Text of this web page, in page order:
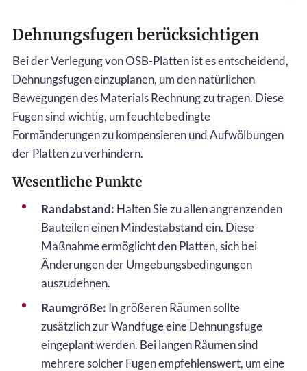
Dehnungsfugen berücksichtigen
Bei der Verlegung von OSB-Platten ist es entscheidend,
Dehnungsfugen einzuplanen, um den natürlichen
Bewegungen des Materials Rechnung zu tragen. Diese
Fugen sind wichtig, um feuchtebedingte
Formänderungen zu kompensieren und Aufwölbungen
der Platten zu verhindern.
Wesentliche Punkte
Randabstand: Halten Sie zu allen angrenzenden
Bauteilen einen Mindestabstand ein. Diese
Maßnahme ermöglicht den Platten, sich bei
Änderungen der Umgebungsbedingungen
auszudehnen.
Raumgröße: In größeren Räumen sollte
zusätzlich zur Wandfuge eine Dehnungsfuge
eingeplant werden. Bei langen Räumen sind
mehrere solcher Fugen empfehlenswert, um eine